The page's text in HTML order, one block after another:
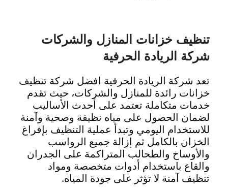
تنظيف خزانات المنازل والشركات
شركة الريادة الحرفية
تعد شركة الريادة الحرفية افضل شركة تنظيف
خزانات رائدة للمنازل والشركات، حيث تقدم
خدمات متكاملة تعتمد على أحدث الأساليب
لضمان الحصول على مياه نظيفة وصحية وآمنة
للاستخدام اليومي وتبدأ عملية التنظيف بإفراغ
الخزان بالكامل ثم إزالة جميع الرواسب
والأوساخ والطحالب المتراكمة على الجدران
والقاع باستخدام أدوات متخصصة ومواد
تنظيف آمنة لا تؤثر على جودة المياه.